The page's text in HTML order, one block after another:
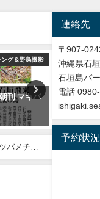
グ＆野鳥撮影
刊 マキバ
改訂版 石
バメチド
連絡先
〒907-
沖縄県石
石垣島バ
電話
予約状況